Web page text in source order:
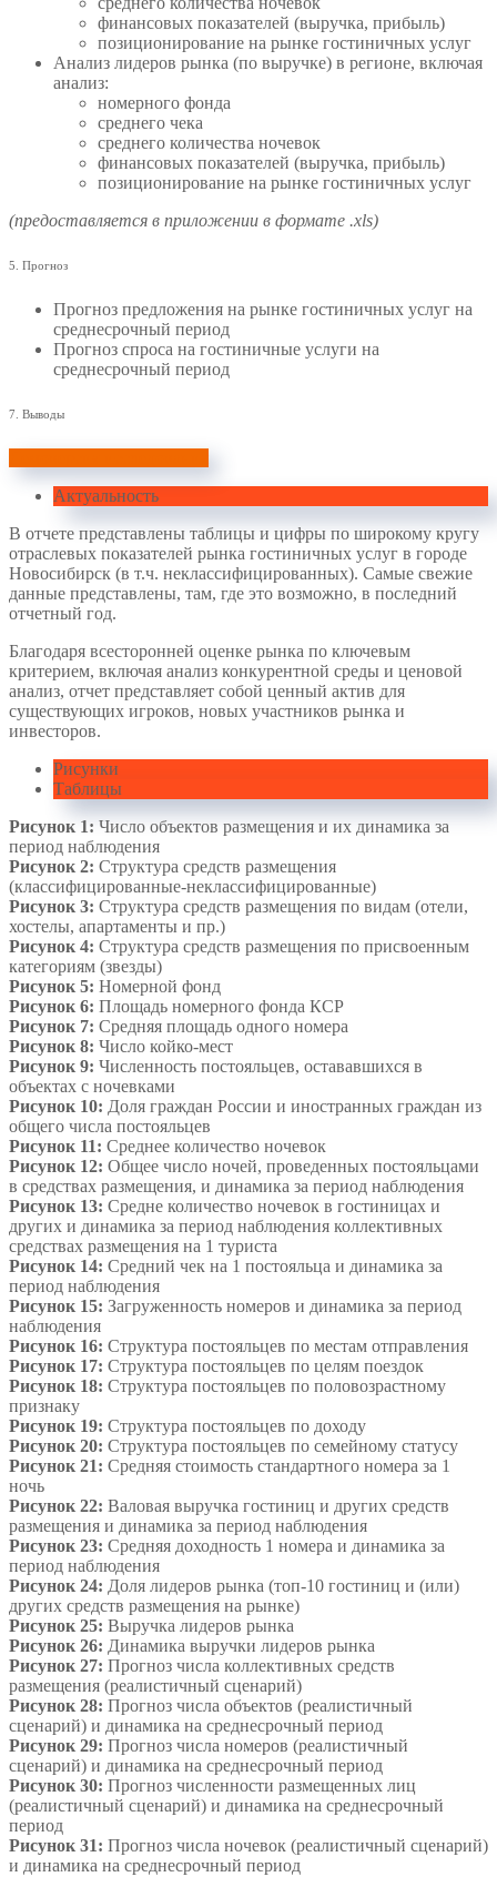
финансовых показателей (выручка, прибыль)
позиционирование на рынке гостиничных услуг
Анализ лидеров рынка (по выручке) в регионе, включая
анализ:
номерного фонда
среднего чека
среднего количества ночевок
финансовых показателей (выручка, прибыль)
позиционирование на рынке гостиничных услуг
(предоставляется в приложении в формате .xls)
5. Прогноз
Прогноз предложения на рынке гостиничных услуг на
среднесрочный период
Прогноз спроса на гостиничные услуги на
среднесрочный период
7. Выводы
Актуальность
В отчете представлены таблицы и цифры по широкому кругу
отраслевых показателей рынка гостиничных услуг в городе
Новосибирск (в т.ч. неклассифицированных). Самые свежие
данные представлены, там, где это возможно, в последний
отчетный год.
Благодаря всесторонней оценке рынка по ключевым
критерием, включая анализ конкурентной среды и ценовой
анализ, отчет представляет собой ценный актив для
существующих игроков, новых участников рынка и
инвесторов.
Рисунки
Таблицы
Рисунок 1: Число объектов размещения и их динамика за
период наблюдения
Рисунок 2: Структура средств размещения
(классифицированные-неклассифицированные)
Рисунок 3: Структура средств размещения по видам (отели,
хостелы, апартаменты и пр.)
Рисунок 4: Структура средств размещения по присвоенным
категориям (звезды)
Рисунок 5: Номерной фонд
Рисунок 6: Площадь номерного фонда КСР
Рисунок 7: Средняя площадь одного номера
Рисунок 8: Число койко-мест
Рисунок 9: Численность постояльцев, остававшихся в
объектах с ночевками
Рисунок 10: Доля граждан России и иностранных граждан из
общего числа постояльцев
Рисунок 11: Среднее количество ночевок
Рисунок 12: Общее число ночей, проведенных постояльцами
в средствах размещения, и динамика за период наблюдения
Рисунок 13: Средне количество ночевок в гостиницах и
других и динамика за период наблюдения коллективных
средствах размещения на 1 туриста
Рисунок 14: Средний чек на 1 постояльца и динамика за
период наблюдения
Рисунок 15: Загруженность номеров и динамика за период
наблюдения
Рисунок 16: Структура постояльцев по местам отправления
Рисунок 17: Структура постояльцев по целям поездок
Рисунок 18: Структура постояльцев по половозрастному
признаку
Рисунок 19: Структура постояльцев по доходу
Рисунок 20: Структура постояльцев по семейному статусу
Рисунок 21: Средняя стоимость стандартного номера за 1
ночь
Рисунок 22: Валовая выручка гостиниц и других средств
размещения и динамика за период наблюдения
Рисунок 23: Средняя доходность 1 номера и динамика за
период наблюдения
Рисунок 24: Доля лидеров рынка (топ-10 гостиниц и (или)
других средств размещения на рынке)
Рисунок 25: Выручка лидеров рынка
Рисунок 26: Динамика выручки лидеров рынка
Рисунок 27: Прогноз числа коллективных средств
размещения (реалистичный сценарий)
Рисунок 28: Прогноз числа объектов (реалистичный
сценарий) и динамика на среднесрочный период
Рисунок 29: Прогноз числа номеров (реалистичный
сценарий) и динамика на среднесрочный период
Рисунок 30: Прогноз численности размещенных лиц
(реалистичный сценарий) и динамика на среднесрочный
период
Рисунок 31: Прогноз числа ночевок (реалистичный сценарий)
и динамика на среднесрочный период